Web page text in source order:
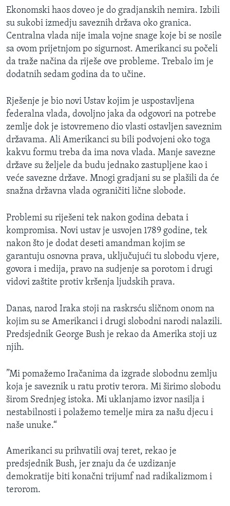
Ekonomski haos doveo je do gradjanskih nemira. Izbili
su sukobi izmedju saveznih država oko granica.
Centralna vlada nije imala vojne snage koje bi se nosile
sa ovom prijetnjom po sigurnost. Amerikanci su počeli
da traže načina da riješe ove probleme. Trebalo im je
dodatnih sedam godina da to učine.
Rješenje je bio novi Ustav kojim je uspostavljena
federalna vlada, dovoljno jaka da odgovori na potrebe
zemlje dok je istovremeno dio vlasti ostavljen saveznim
državama. Ali Amerikanci su bili podvojeni oko toga
kakvu formu treba da ima nova vlada. Manje savezne
države su željele da budu jednako zastupljene kao i
veće savezne države. Mnogi gradjani su se plašili da će
snažna državna vlada ograničiti lične slobode.
Problemi su riješeni tek nakon godina debata i
kompromisa. Novi ustav je usvojen 1789 godine, tek
nakon što je dodat deseti amandman kojim se
garantuju osnovna prava, uključujući tu slobodu vjere,
govora i medija, pravo na sudjenje sa porotom i drugi
vidovi zaštite protiv kršenja ljudskih prava.
Danas, narod Iraka stoji na raskrsću sličnom onom na
kojim su se Amerikanci i drugi slobodni narodi nalazili.
Predsjednik George Bush je rekao da Amerika stoji uz
njih.
”Mi pomažemo Iračanima da izgrade slobodnu zemlju
koja je saveznik u ratu protiv terora. Mi širimo slobodu
širom Srednjeg istoka. Mi uklanjamo izvor nasilja i
nestabilnosti i polažemo temelje mira za našu djecu i
naše unuke.“
Amerikanci su prihvatili ovaj teret, rekao je
predsjednik Bush, jer znaju da će uzdizanje
demokratije biti konačni trijumf nad radikalizmom i
terorom.